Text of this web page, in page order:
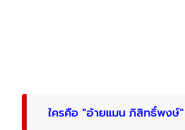
ใครคือ "อ้ายแมน ภิสิทธิ์พงษ์"